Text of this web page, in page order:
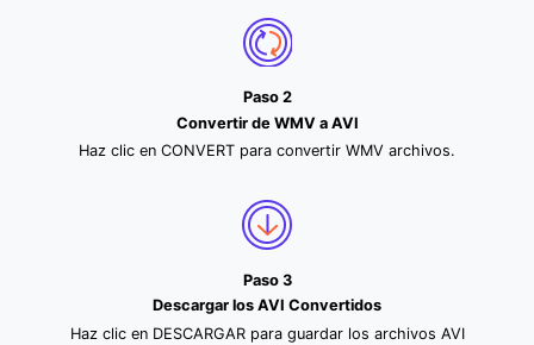
Paso 2
Convertir de WMV a AVI
Haz clic en CONVERT para convertir WMV archivos.
Paso 3
Descargar los AVI Convertidos
Haz clic en DESCARGAR para guardar los archivos AVI